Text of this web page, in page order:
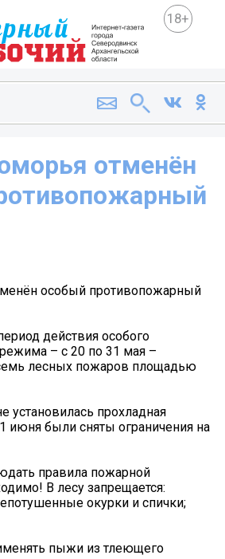
18+
отменён
особый противопожарный
действия особого
– с 20 по 31 мая –
лесных пожаров площадью
установилась прохладная
июня были сняты ограничения на
правила пожарной
В лесу запрещается:
окурки и спички;
пыжи из тлеющего